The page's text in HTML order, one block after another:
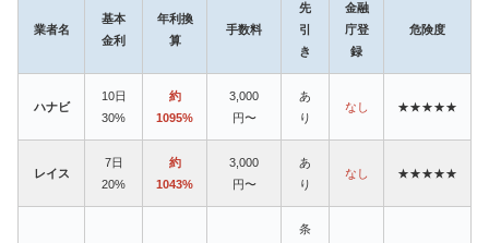
業者名
基本
金利
年利換
算
手数料
先
引
き
金融
庁登
録
危険度
ハナビ
10日
30%
約
1095%
3,000
円〜
あ
り
なし ★★★★★
レイス
7日
20%
約
1043%
3,000
円〜
あ
り
なし ★★★★★
条